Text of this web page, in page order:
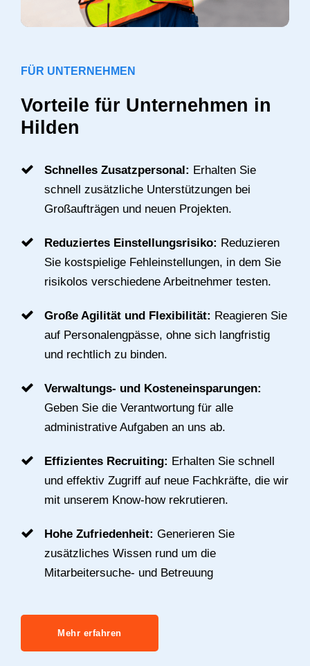
FÜR UNTERNEHMEN
Vorteile für Unternehmen in
Hilden
Schnelles Zusatzpersonal: Erhalten Sie
schnell zusätzliche Unterstützungen bei
Großaufträgen und neuen Projekten.
Reduziertes Einstellungsrisiko: Reduzieren
Sie kostspielige Fehleinstellungen, in dem Sie
risikolos verschiedene Arbeitnehmer testen.
Große Agilität und Flexibilität: Reagieren Sie
auf Personalengpässe, ohne sich langfristig
und rechtlich zu binden.
Verwaltungs- und Kosteneinsparungen:
Geben Sie die Verantwortung für alle
administrative Aufgaben an uns ab.
Effizientes Recruiting: Erhalten Sie schnell
und effektiv Zugriff auf neue Fachkräfte, die wir
mit unserem Know-how rekrutieren.
Hohe Zufriedenheit: Generieren Sie
zusätzliches Wissen rund um die
Mitarbeitersuche- und Betreuung
Mehr erfahren